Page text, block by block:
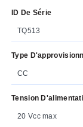
ID De Série
TQ513
Type
CC
Tension
20 Vcc max